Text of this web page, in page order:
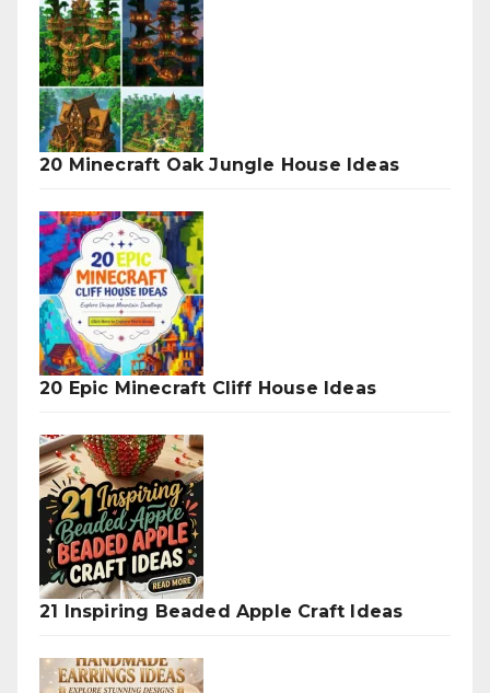
20 Minecraft Oak Jungle House Ideas
20 Epic Minecraft Cliff House Ideas
21 Inspiring Beaded Apple Craft Ideas